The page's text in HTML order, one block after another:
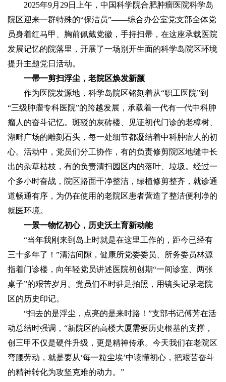
2025年9月29日上午，中国科学院合肥肿瘤医院科学岛
院区迎来一群特殊的“保洁员”——综合办公室党支部全体党
员身着红马甲、胸前佩戴党徽，手持扫帚，在这座承载医院
发展记忆的院落里，开展了一场别开生面的科学岛院区环境
提升主题党日活动。
一帚一剪扫浮尘，老院区焕发新颜
作为医院发源地，科学岛院区铭刻着从“职工医院”到
“三级肿瘤专科医院”的跨越发展，承载着一代有一代中科肿
瘤人的奋斗记忆。斑驳的灰砖楼、见证初代门诊的老樟树、
湖畔广场的雕刻石头，每一处细节都凝结着中科肿瘤人的初
心。活动中，党员们分工协作，有的负责修剪院区地缝中长
出的杂草枯枝，有的负责清扫园区内的落叶、垃圾。经过一
个多小时奋战，院区路面干净整洁，绿植修剪整齐，就诊通
道畅通有序，为仍在使用的老院区患者营造了整洁便利净的
就医环境。
一景一物忆初心，历史沃土育新动能
“当年我刚来到岛上时就是在这里工作的，距今已经有
三十多年了！”清洁间隙，健康所党委委员、所务委员林源
指着门诊楼，向年轻党员讲述医院初创期“一间诊室、两张
桌子”的艰苦岁月。党员们不时驻足拍照，用镜头记录老院
区的历史印记。
“扫去的是浮尘，点亮的是来时路！”支部书记傅芳在活
动总结时强调，“新院区的高楼大厦需要历史根基的支撑，
创三甲不仅是硬件升级，更是精神传承。今天我们在老院区
弯腰劳动，就是要从‘每一粒尘埃’中读懂初心，把艰苦奋斗
的精神转化为攻坚克难的动力。”